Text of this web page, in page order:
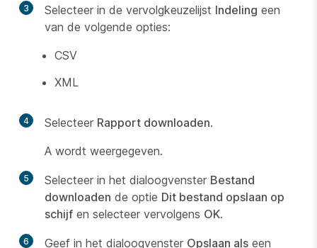
3 Selecteer in de vervolgkeuzelijst Indeling een
van de volgende opties:
CSV
XML
4 Selecteer Rapport downloaden.
A wordt weergegeven.
5 Selecteer in het dialoogvenster Bestand
downloaden de optie Dit bestand opslaan op
schijf en selecteer vervolgens OK.
6 Geef in het dialoogvenster Opslaan als een